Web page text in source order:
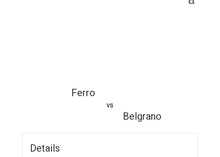
Ferro
vs
Belgrano
Details